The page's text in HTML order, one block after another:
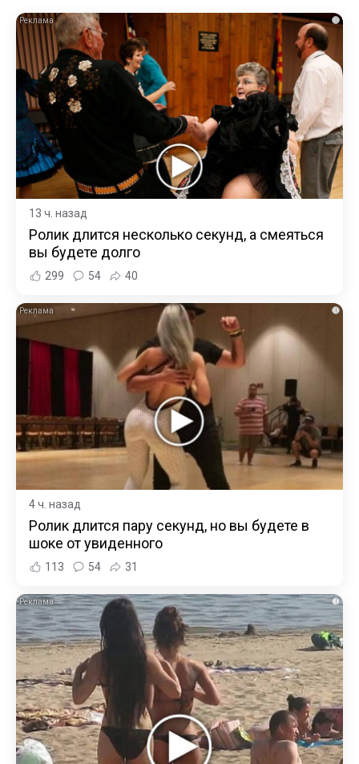
i
13 ч. назад
Ролик длится несколько секунд, а смеяться
вы будете долго
299 54 40
i
4 ч. назад
Ролик длится пару секунд, но вы будете в
шоке от увиденного
113 54 31
i